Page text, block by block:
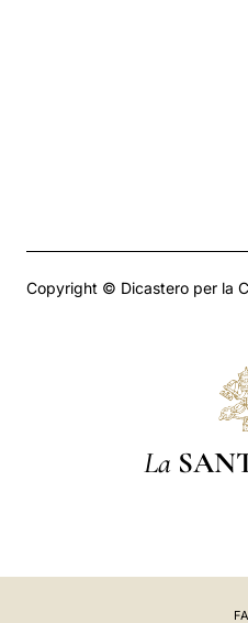
Copyright © Dicastero per la
La